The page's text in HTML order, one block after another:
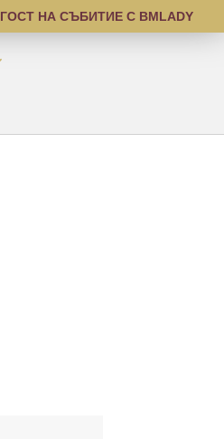
ГОСТ НА СЪБИТИЕ С BMLADY